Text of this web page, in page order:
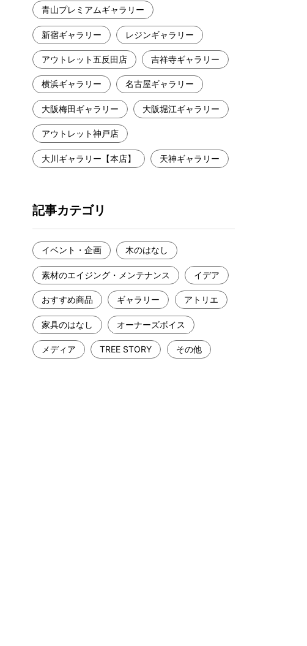
青山プレミアムギャラリー
新宿ギャラリー レジンギャラリー
アウトレット五反田店 吉祥寺ギャラリー
横浜ギャラリー 名古屋ギャラリー
大阪梅田ギャラリー 大阪堀江ギャラリー
アウトレット神戸店
大川ギャラリー【本店】 天神ギャラリー
記事カテゴリ
イベント・企画 木のはなし
素材のエイジング・メンテナンス イデア
おすすめ商品 ギャラリー アトリエ
家具のはなし オーナーズボイス
メディア TREE STORY その他